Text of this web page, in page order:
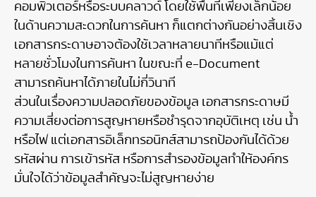
คอมพิวเตอร์หรือระบบคลาวด์ โดยใช้พื้นที่เพียงเล็กน้อย
ในด้านความสะดวกในการค้นหา ก็แตกต่างกันอย่างสิ้นเชิง
เอกสารกระดาษอาจต้องใช้เวลาหลายนาทีหรือแม้แต่
หลายชั่วโมงในการค้นหา ในขณะที่ e-Document
สามารถค้นหาได้ภายในไม่กี่วินาที
ส่วนในเรื่องความปลอดภัยของข้อมูล เอกสารกระดาษมี
ความเสี่ยงต่อการสูญหายหรือชำรุดจากอุบัติเหตุ เช่น น้ำ
หรือไฟ แต่เอกสารอิเล็กทรอนิกส์สามารถป้องกันได้ด้วย
รหัสผ่าน การเข้ารหัส หรือการสำรองข้อมูลทำให้องค์กร
มั่นใจได้ว่าข้อมูลสำคัญจะไม่สูญหายง่าย